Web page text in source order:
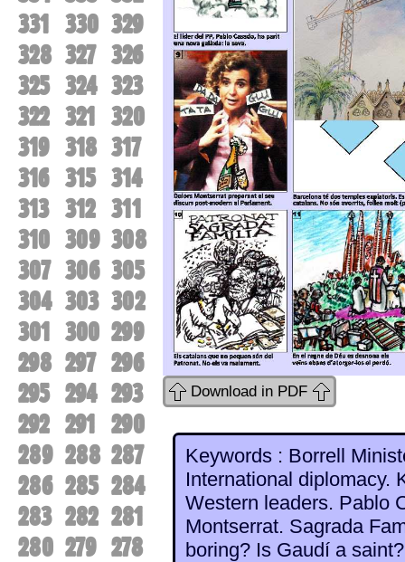
331 330 329
328 327 326
325 324 323
322 321 320
319 318 317
316 315 314
313 312 311
310 309 308
307 306 305
304 303 302
301 300 299
298 297 296
295 294 293
292 291 290
289 288 287
286 285 284
283 282 281
280 279 278
Download in PDF
Keywords : Borrell
International diplomacy.
Western leaders. Pablo
Montserrat. Sagrada
boring? Is Gaudí a saint?